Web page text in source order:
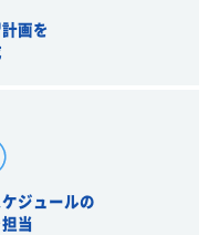
画を
ジュールの
当